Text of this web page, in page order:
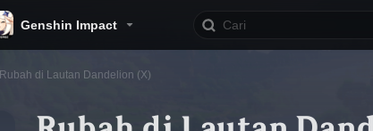
Genshin Impact
Rubah di Lautan Dandelion (X)